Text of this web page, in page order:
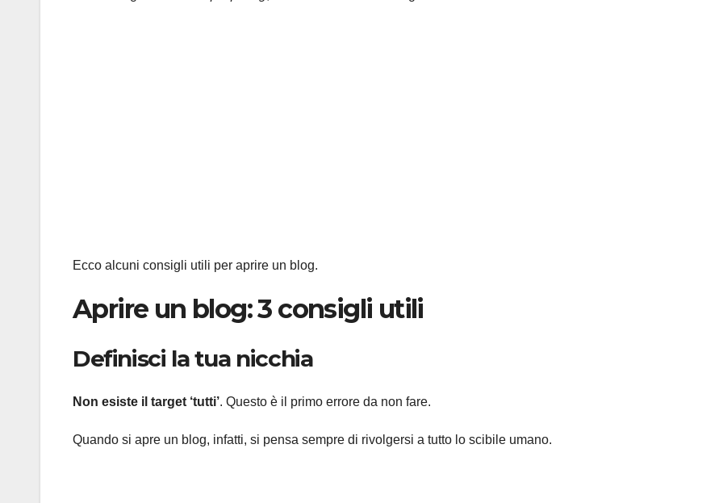
Ecco alcuni consigli utili per aprire un blog.
Aprire un blog: 3 consigli utili
Definisci la tua nicchia
Non esiste il target ‘tutti’. Questo è il primo errore da non fare.
Quando si apre un blog, infatti, si pensa sempre di rivolgersi a tutto lo scibile umano.